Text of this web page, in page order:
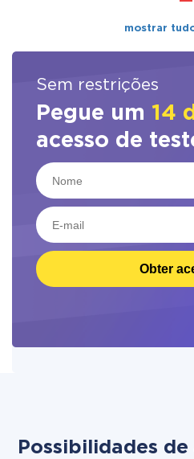
mostrar
Sem restrições
Pegue um 14
acesso de
Obter
Possibilidades